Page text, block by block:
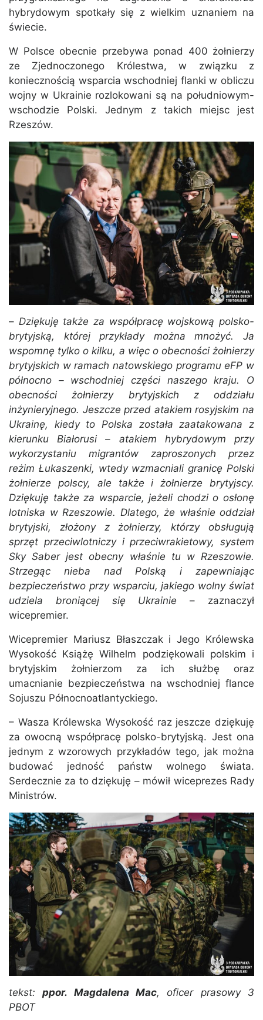
hybrydowym spotkały się z wielkim uznaniem na
świecie.
W Polsce obecnie przebywa ponad 400 żołnierzy
ze Zjednoczonego Królestwa, w związku z
koniecznością wsparcia wschodniej flanki w obliczu
wojny w Ukrainie rozlokowani są na południowym-
wschodzie Polski. Jednym z takich miejsc jest
Rzeszów.
– Dziękuję także za współpracę wojskową polsko-
brytyjską, której przykłady można mnożyć. Ja
wspomnę tylko o kilku, a więc o obecności żołnierzy
brytyjskich w ramach natowskiego programu eFP w
północno – wschodniej części naszego kraju. O
obecności żołnierzy brytyjskich z oddziału
inżynieryjnego. Jeszcze przed atakiem rosyjskim na
Ukrainę, kiedy to Polska została zaatakowana z
kierunku Białorusi – atakiem hybrydowym przy
wykorzystaniu migrantów zaproszonych przez
reżim Łukaszenki, wtedy wzmacniali granicę Polski
żołnierze polscy, ale także i żołnierze brytyjscy.
Dziękuję także za wsparcie, jeżeli chodzi o osłonę
lotniska w Rzeszowie. Dlatego, że właśnie oddział
brytyjski, złożony z żołnierzy, którzy obsługują
sprzęt przeciwlotniczy i przeciwrakietowy, system
Sky Saber jest obecny właśnie tu w Rzeszowie.
Strzegąc nieba nad Polską i zapewniając
bezpieczeństwo przy wsparciu, jakiego wolny świat
udziela broniącej się Ukrainie – zaznaczył
wicepremier.
Wicepremier Mariusz Błaszczak i Jego Królewska
Wysokość Książę Wilhelm podziękowali polskim i
brytyjskim żołnierzom za ich służbę oraz
umacnianie bezpieczeństwa na wschodniej flance
Sojuszu Północnoatlantyckiego.
– Wasza Królewska Wysokość raz jeszcze dziękuję
za owocną współpracę polsko-brytyjską. Jest ona
jednym z wzorowych przykładów tego, jak można
budować jedność państw wolnego świata.
Serdecznie za to dziękuję – mówił wiceprezes Rady
Ministrów.
tekst:ppor. Magdalena Mac, oficer prasowy 3
PBOT